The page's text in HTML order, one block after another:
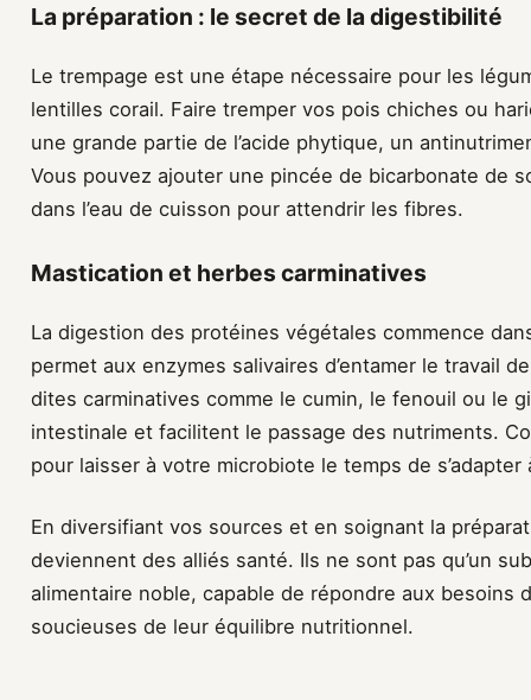
La préparation : le secret de la digestibilité
Le trempage est une étape nécessaire pour les
lentilles corail. Faire tremper vos pois chiches ou
une grande partie de l’acide phytique, un
Vous pouvez ajouter une pincée de bicarbonate de
dans l’eau de cuisson pour attendrir les fibres.
Mastication et herbes carminatives
La digestion des protéines végétales commence
permet aux enzymes salivaires d’entamer le travail
dites carminatives comme le cumin, le fenouil ou le
intestinale et facilitent le passage des nutriments.
pour laisser à votre microbiote le temps de
En diversifiant vos sources et en soignant la
deviennent des alliés santé. Ils ne sont pas qu’un
alimentaire noble, capable de répondre aux besoins
soucieuses de leur équilibre nutritionnel.